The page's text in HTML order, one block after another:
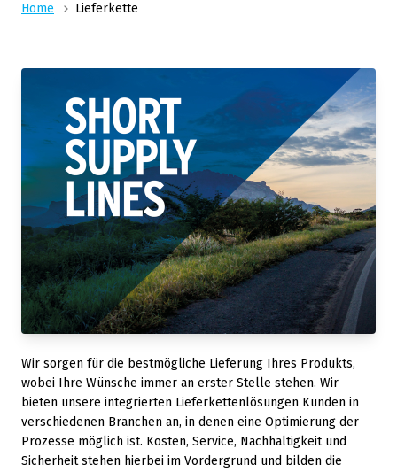
Home Lieferkette
Wir sorgen für die bestmögliche Lieferung Ihres Produkts,
wobei Ihre Wünsche immer an erster Stelle stehen. Wir
bieten unsere integrierten Lieferkettenlösungen Kunden in
verschiedenen Branchen an, in denen eine Optimierung der
Prozesse möglich ist. Kosten, Service, Nachhaltigkeit und
Sicherheit stehen hierbei im Vordergrund und bilden die